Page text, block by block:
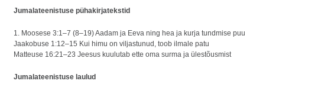
Jumalateenistuse pühakirjatekstid
1. Moosese 3:1–7 (8–19) Aadam ja Eeva ning hea ja kurja tundmise puu
Jaakobuse 1:12–15 Kui himu on viljastunud, toob ilmale patu
Matteuse 16:21–23 Jeesus kuulutab ette oma surma ja ülestõusmist
Jumalateenistuse laulud